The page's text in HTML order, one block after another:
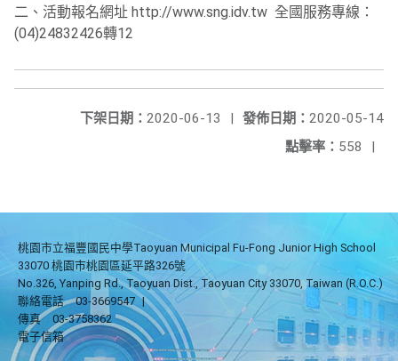
二、活動報名網址 http://www.sng.idv.tw 全國服務專線：
(04)24832426轉12
發佈日期： 2020-05-14
下架日期： 2020-06-13
|
點擊率： 558 |
桃園市立福豐國民中學Taoyuan Municipal Fu-Fong Junior High School
33070 桃園市桃園區延平路326號
No.326, Yanping Rd., Taoyuan Dist., Taoyuan City 33070, Taiwan (R.O.C.)
聯絡電話
03-3669547 |
傳真
03-3758362
電子信箱